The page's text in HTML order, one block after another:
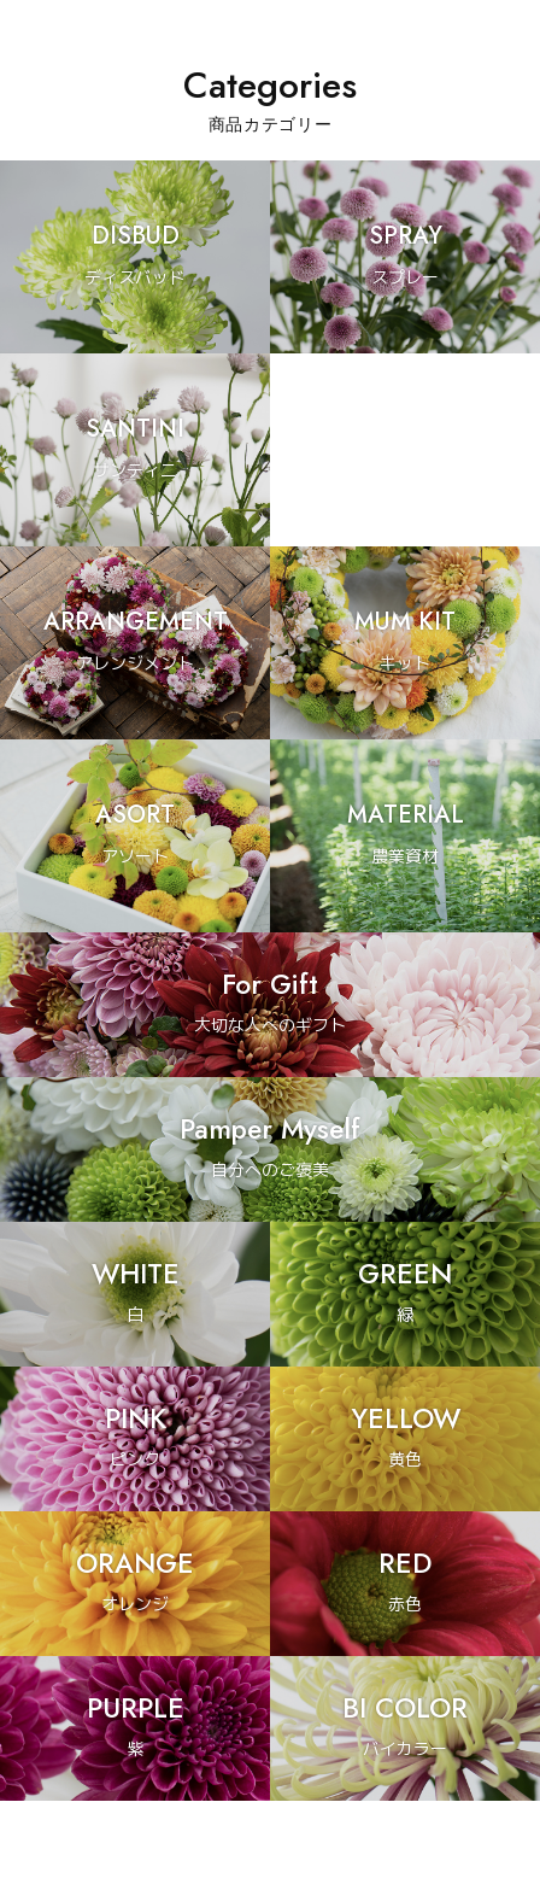
Categories
商品カテゴリー
DISBUD
ディスバッド
SPRAY
スプレー
SANTINI
サンティニ
ARRANGEMENT
アレンジメント
MUM KIT
キット
ASORT
アソート
MATERIAL
農業資材
For Gift
大切な人へのギフト
Pamper Myself
自分へのご褒美
WHITE
白
GREEN
緑
PINK
ピンク
YELLOW
黄色
ORANGE
オレンジ
RED
赤色
PURPLE
紫
BI COLOR
バイカラー